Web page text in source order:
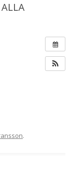
.